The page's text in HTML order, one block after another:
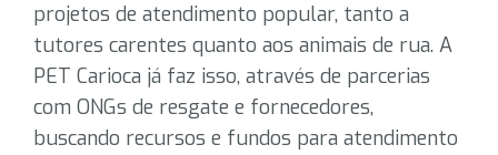
projetos de atendimento popular, tanto a
tutores carentes quanto aos animais de rua. A
PET Carioca já faz isso, através de parcerias
com ONGs de resgate e fornecedores,
buscando recursos e fundos para atendimento